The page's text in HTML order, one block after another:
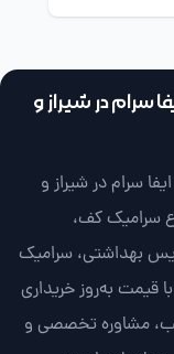
سرام در شیراز و
سرام در شیراز و
سرامیک کف،
بهداشتی، سرامیک
قیمت به‌روز خریداری
مشاوره تخصصی و